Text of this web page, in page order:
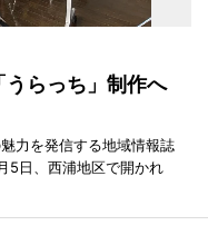
うらっち」制作へ
力を発信する地域情報誌
5日、西浦地区で開かれ